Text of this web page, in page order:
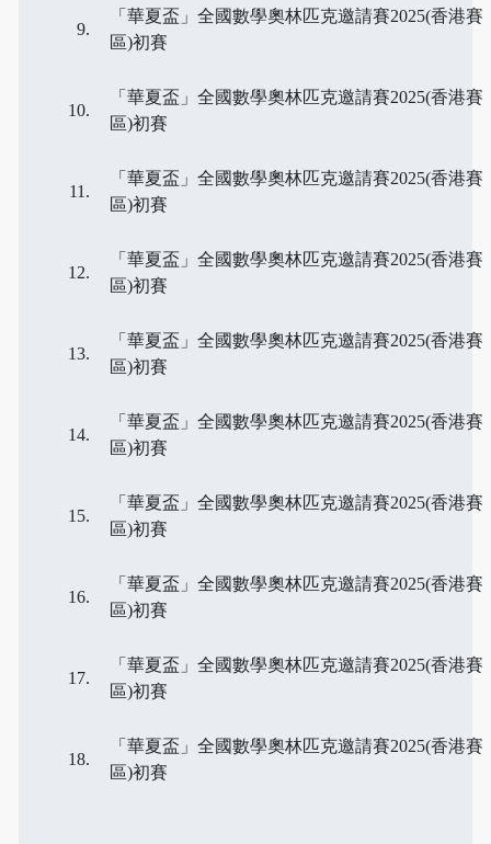
「華夏盃」全國數學奧林匹克邀請賽2025(香港賽
區)初賽
「華夏盃」全國數學奧林匹克邀請賽2025(香港賽
區)初賽
「華夏盃」全國數學奧林匹克邀請賽2025(香港賽
區)初賽
「華夏盃」全國數學奧林匹克邀請賽2025(香港賽
區)初賽
「華夏盃」全國數學奧林匹克邀請賽2025(香港賽
區)初賽
「華夏盃」全國數學奧林匹克邀請賽2025(香港賽
區)初賽
「華夏盃」全國數學奧林匹克邀請賽2025(香港賽
區)初賽
「華夏盃」全國數學奧林匹克邀請賽2025(香港賽
區)初賽
「華夏盃」全國數學奧林匹克邀請賽2025(香港賽
區)初賽
「華夏盃」全國數學奧林匹克邀請賽2025(香港賽
區)初賽